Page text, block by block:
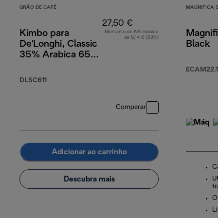
GRÃO DE CAFÉ
Kimbo para
De'Longhi, Classic
35% Arabica 65%
DLSC611
27,50 €
Montante de IVA incluído
de 5,14 € (23%)
Comparar
Adicionar ao carrinho
Descubra mais
MAGNIFICA S
Black